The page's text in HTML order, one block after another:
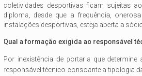
coletividades desportivas ficam sujeitas
diploma, desde que a frequência,
instalações desportivas, esteja aberta a
Qual a formação exigida ao responsável
Por inexistência de portaria que
responsável técnico consoante a tipologia